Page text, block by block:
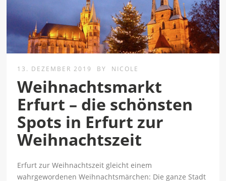
13. DEZEMBER 2019 BY NICOLE
Weihnachtsmarkt
Erfurt – die schönsten
Spots in Erfurt zur
Weihnachtszeit
Erfurt zur Weihnachtszeit gleicht einem
wahrgewordenen Weihnachtsmärchen: Die ganze Stadt